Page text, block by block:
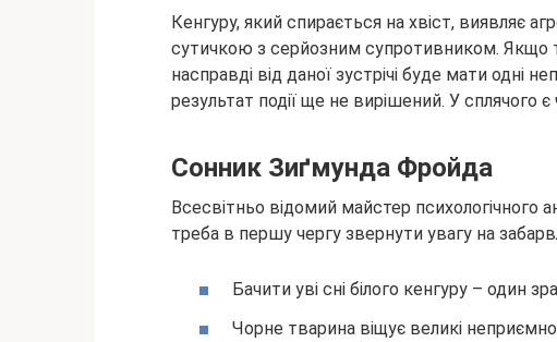
Кенгуру, який спирається на хвіст, виявляє
сутичкою з серйозним супротивником. Якщо
насправді від даної зустрічі буде мати одні
результат події ще не вирішений. У сплячого
Сонник Зиґмунда Фройда
Всесвітньо відомий майстер
треба в першу чергу звернути увагу на
Бачити уві сні білого кенгуру – один
Чорне тварина віщує великі